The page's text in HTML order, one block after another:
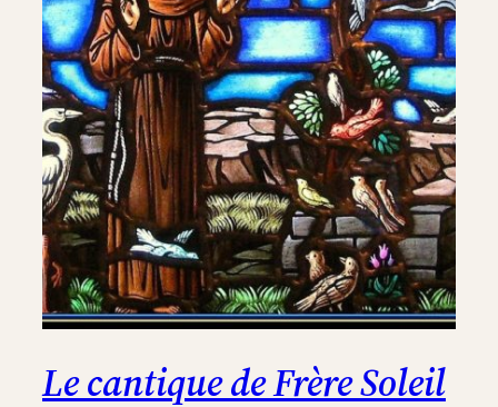
Le cantique de Frère Soleil